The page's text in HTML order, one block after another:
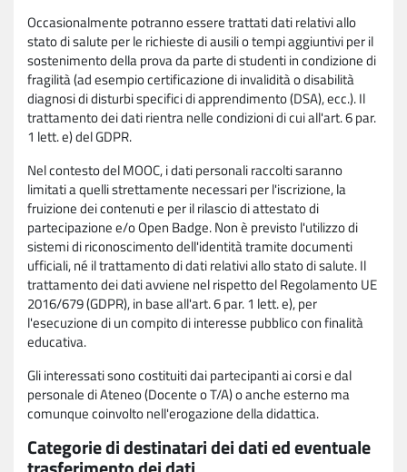
Occasionalmente potranno essere trattati dati relativi allo
stato di salute per le richieste di ausili o tempi aggiuntivi per il
sostenimento della prova da parte di studenti in condizione di
fragilità (ad esempio certificazione di invalidità o disabilità
diagnosi di disturbi specifici di apprendimento (DSA), ecc.). Il
trattamento dei dati rientra nelle condizioni di cui all'art. 6 par.
1 lett. e) del GDPR.
Nel contesto del MOOC, i dati personali raccolti saranno
limitati a quelli strettamente necessari per l'iscrizione, la
fruizione dei contenuti e per il rilascio di attestato di
partecipazione e/o Open Badge. Non è previsto l'utilizzo di
sistemi di riconoscimento dell'identità tramite documenti
ufficiali, né il trattamento di dati relativi allo stato di salute. Il
trattamento dei dati avviene nel rispetto del Regolamento UE
2016/679 (GDPR), in base all'art. 6 par. 1 lett. e), per
l'esecuzione di un compito di interesse pubblico con finalità
educativa.
Gli interessati sono costituiti dai partecipanti ai corsi e dal
personale di Ateneo (Docente o T/A) o anche esterno ma
comunque coinvolto nell'erogazione della didattica.
Categorie di destinatari dei dati ed eventuale